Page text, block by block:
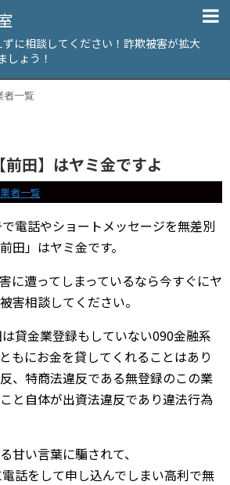
に相談してください！詐欺被害が拡大
しょう！
者一覧
田】はヤミ金ですよ
者一覧
電話やショートメッセージを無差別
田」はヤミ金です。
に遭ってしまっているなら今すぐにヤ
害相談してください。
貸金業登録もしていない090金融系
もにお金を貸してくれることはあり
、特商法違反である無登録のこの業
と自体が出資法違反であり違法行為
甘い言葉に騙されて、
電話をして申し込んでしまい高利で無